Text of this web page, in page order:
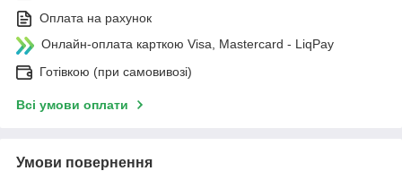
Оплата на рахунок
Онлайн-оплата карткою Visa, Mastercard - LiqPay
Готівкою (при самовивозі)
Всі умови оплати
Умови повернення